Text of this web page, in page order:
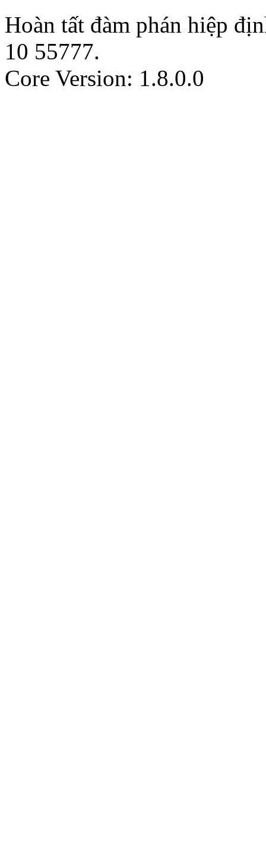
Hoàn tất đàm phán hiệp
10 55777.
Core Version: 1.8.0.0